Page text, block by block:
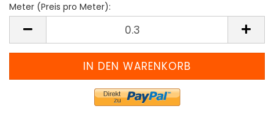
Meter (Preis pro Meter):
(Preis
pro